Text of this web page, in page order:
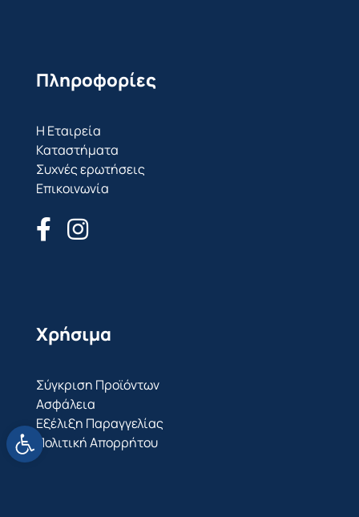
Ανοίξτε τη γραμμή εργαλείων
Πληροφορίες
Η Εταιρεία
Καταστήματα
Συχνές ερωτήσεις
Επικοινωνία
Χρήσιμα
Σύγκριση Προϊόντων
Ασφάλεια
Εξέλιξη Παραγγελίας
Πολιτική Απορρήτου